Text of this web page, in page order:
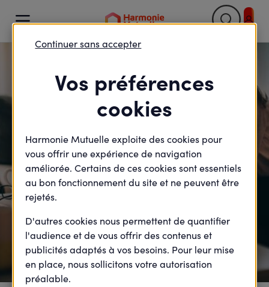

Vos préférences
cookies
Harmonie Mutuelle exploite des cookies pour
vous offrir une expérience de navigation
améliorée. Certains de ces cookies sont essentiels
au bon fonctionnement du site et ne peuvent être
rejetés.
D'autres cookies nous permettent de quantifier
l'audience et de vous offrir des contenus et
publicités adaptés à vos besoins. Pour leur mise
en place, nous sollicitons votre autorisation
préalable.
Continuer sans accepter